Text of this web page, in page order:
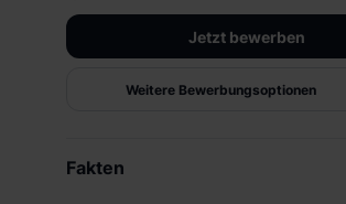
Jetzt bewerben
Weitere Bewerbungsoptionen
Fakten